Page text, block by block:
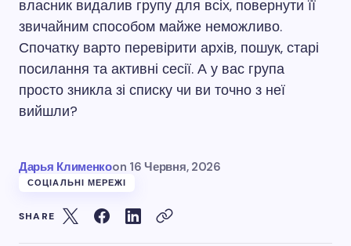
власник видалив групу для всіх, повернути її
звичайним способом майже неможливо.
Спочатку варто перевірити архів, пошук, старі
посилання та активні сесії. А у вас група
просто зникла зі списку чи ви точно з неї
вийшли?
Дарья Клименкоon 16 Червня, 2026
СОЦІАЛЬНІ МЕРЕЖІ
SHARE